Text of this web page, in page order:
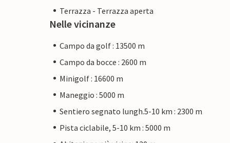
Terrazza - Terrazza aperta
Nelle vicinanze
Campo da golf : 13500 m
Campo da bocce : 2600 m
Minigolf : 16600 m
Maneggio : 5000 m
Sentiero segnato lungh.5-10 km : 2300 m
Pista ciclabile, 5-10 km : 5000 m